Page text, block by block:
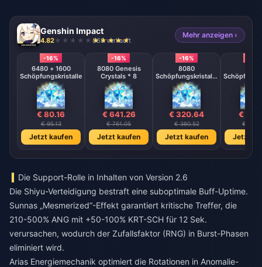
Genshin Impact
4.82 868 verkauft
Mehr anzeigen ›
-16%
6480 + 1600
Schöpfungskristalle
€ 80.16
€ 95.13
Jetzt kaufen
-16%
8080 Genesis
Crystals * 8
€ 641.26
€ 761.05
Jetzt kaufen
-16%
8080
Schöpfungskristalle
* 4
€ 320.64
€ 380.52
Jetzt kaufen
€
€
Jetzt
Die Support-Rolle in Inhalten von Version 2.6
Die Shiyu-Verteidigung bestraft eine suboptimale Buff-Uptime.
Sunnas „Mesmerized“-Effekt garantiert kritische Treffer, die
210-500% ANG mit +50-100% KRT-SCH für 12 Sek.
verursachen, wodurch der Zufallsfaktor (RNG) in Burst-Phasen
eliminiert wird.
Arias Energiemechanik optimiert die Rotationen in Anomalie-